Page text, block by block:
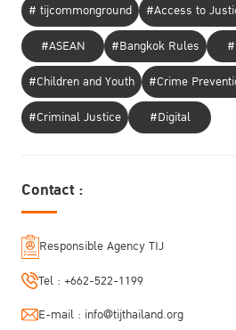
# tijcommonground #Access to
#ASEAN
#Bangkok Rules
#Children and Youth
#Crime
#Criminal Justice
#Digital
Contact :
Responsible Agency TIJ
Tel : +662-522-1199
E-mail : info@tijthailand.org